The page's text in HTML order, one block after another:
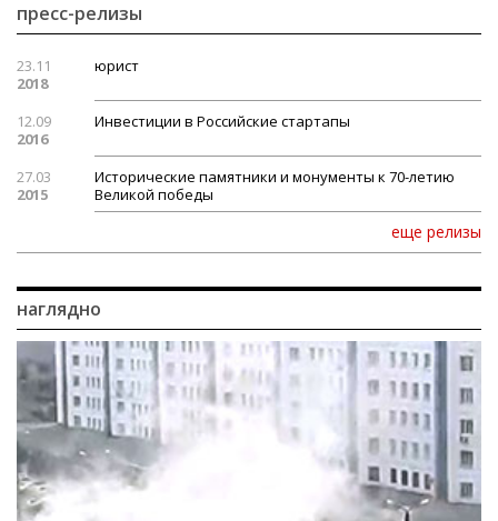
пресс-релизы
23.11
2018
юрист
12.09
2016
Инвестиции в Российские стартапы
27.03
2015
Исторические памятники и монументы к 70-летию
Великой победы
еще релизы
наглядно